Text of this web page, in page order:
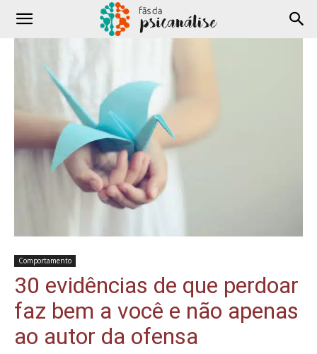
Comportamento
30 evidências de que perdoar
faz bem a você e não apenas
ao autor da ofensa